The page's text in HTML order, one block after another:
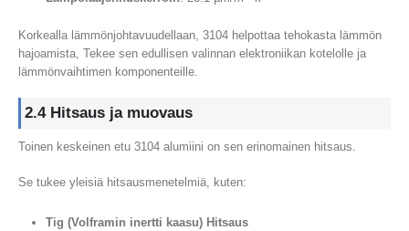
Korkealla lämmönjohtavuudellaan, 3104 helpottaa tehokasta lämmön
hajoamista, Tekee sen edullisen valinnan elektroniikan kotelolle ja
lämmönvaihtimen komponenteille.
2.4 Hitsaus ja muovaus
Toinen keskeinen etu 3104 alumiini on sen erinomainen hitsaus.
Se tukee yleisiä hitsausmenetelmiä, kuten:
Tig (Volframin inertti kaasu) Hitsaus